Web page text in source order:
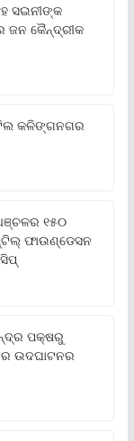
ସଇନୀଙ୍କ
ଜନ କୈନ୍ଦ୍ରୀକ
କଳିଙ୍ଗନଗର
୧୫୦
ଫାଉଣ୍ଡେସନ
ପକ୍ଷରୁ
ଉଦଘାଟନର